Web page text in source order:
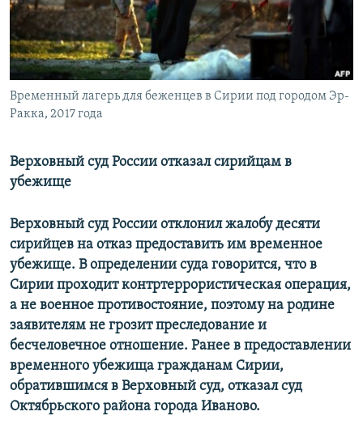
РАСПИСАНИЕ ВЕЩАНИЯ
ПОДПИШИТЕСЬ НА РАССЫЛКУ
Временный лагерь для беженцев в Сирии под городом Эр-
Ракка, 2017 года
Верховный суд России отказал сирийцам в
убежище
Верховный суд России отклонил жалобу десяти
сирийцев на отказ предоставить им временное
убежище. В определении суда говорится, что в
Сирии проходит контртеррористическая операция,
а не военное противостояние, поэтому на родине
заявителям не грозит преследование и
бесчеловечное отношение. Ранее в предоставлении
временного убежища гражданам Сирии,
обратившимся в Верховный суд, отказал суд
Октябрьского района города Иваново.